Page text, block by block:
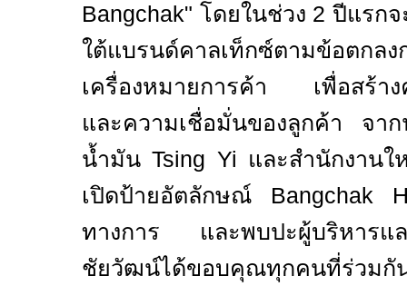
Bangchak" โดยในช่วง 2ปีแรกจ
ใต้แบรนด์คาลเท็กซ์ตามข้อตกลง
เครื่องหมายการค้า เพื่อสร้าง
และความเชื่อมั่นของลูกค้า จาก
น้ำมันTsing Yi และสำนักงาน
เปิดป้ายอัตลักษณ์ Bangchak
ทางการ และพบปะผู้บริหาร
ชัยวัฒน์ได้ขอบคุณทุกคนที่ร่วมกั